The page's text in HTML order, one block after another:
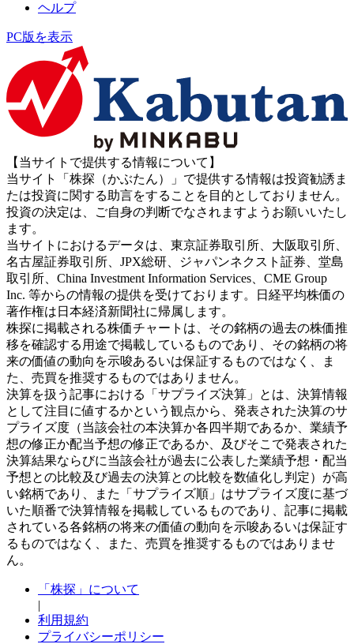
ヘルプ
PC版を表示
【当サイトで提供する情報について】
当サイト「株探（かぶたん）」で提供する情報は投資勧誘ま
たは投資に関する助言をすることを目的としておりません。
投資の決定は、ご自身の判断でなされますようお願いいたし
ます。
当サイトにおけるデータは、東京証券取引所、大阪取引所、
名古屋証券取引所、JPX総研、ジャパンネクスト証券、堂島
取引所、China Investment Information Services、CME Group
Inc. 等からの情報の提供を受けております。日経平均株価の
著作権は日本経済新聞社に帰属します。
株探に掲載される株価チャートは、その銘柄の過去の株価推
移を確認する用途で掲載しているものであり、その銘柄の将
来の価値の動向を示唆あるいは保証するものではなく、ま
た、売買を推奨するものではありません。
決算を扱う記事における「サプライズ決算」とは、決算情報
として注目に値するかという観点から、発表された決算のサ
プライズ度（当該会社の本決算か各四半期であるか、業績予
想の修正か配当予想の修正であるか、及びそこで発表された
決算結果ならびに当該会社が過去に公表した業績予想・配当
予想との比較及び過去の決算との比較を数値化し判定）が高
い銘柄であり、また「サプライズ順」はサプライズ度に基づ
いた順番で決算情報を掲載しているものであり、記事に掲載
されている各銘柄の将来の価値の動向を示唆あるいは保証す
るものではなく、また、売買を推奨するものではありませ
ん。
「株探」について
|
利用規約
プライバシーポリシー